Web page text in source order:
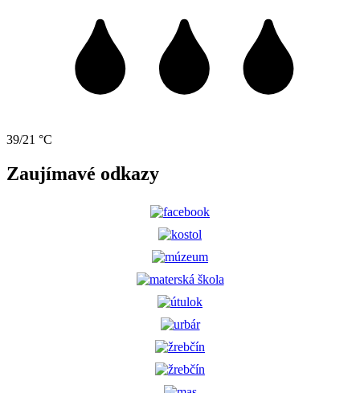
39/21 °C
Zaujímavé odkazy